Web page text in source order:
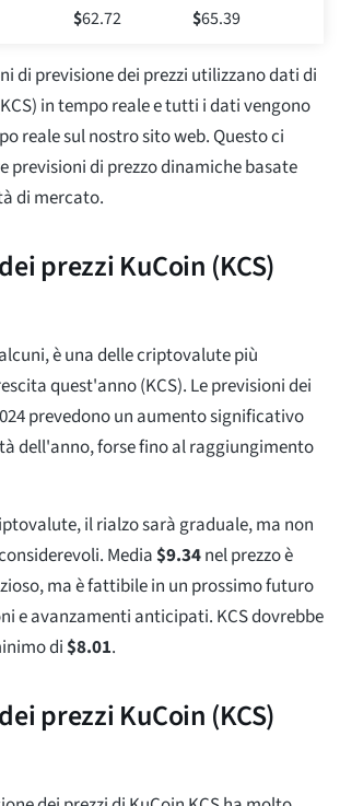
$62.72 $65.39
di previsione dei prezzi utilizzano dati di
in tempo reale e tutti i dati vengono
reale sul nostro sito web. Questo ci
previsioni di prezzo dinamiche basate
di mercato.
prezzi KuCoin (KCS)
è una delle criptovalute più
quest'anno (KCS). Le previsioni dei
prevedono un aumento significativo
dell'anno, forse fino al raggiungimento
il rialzo sarà graduale, ma non
Media$9.34nel prezzo è
ma è fattibile in un prossimo futuro
e avanzamenti anticipati. KCS dovrebbe
di$8.01.
prezzi KuCoin (KCS)